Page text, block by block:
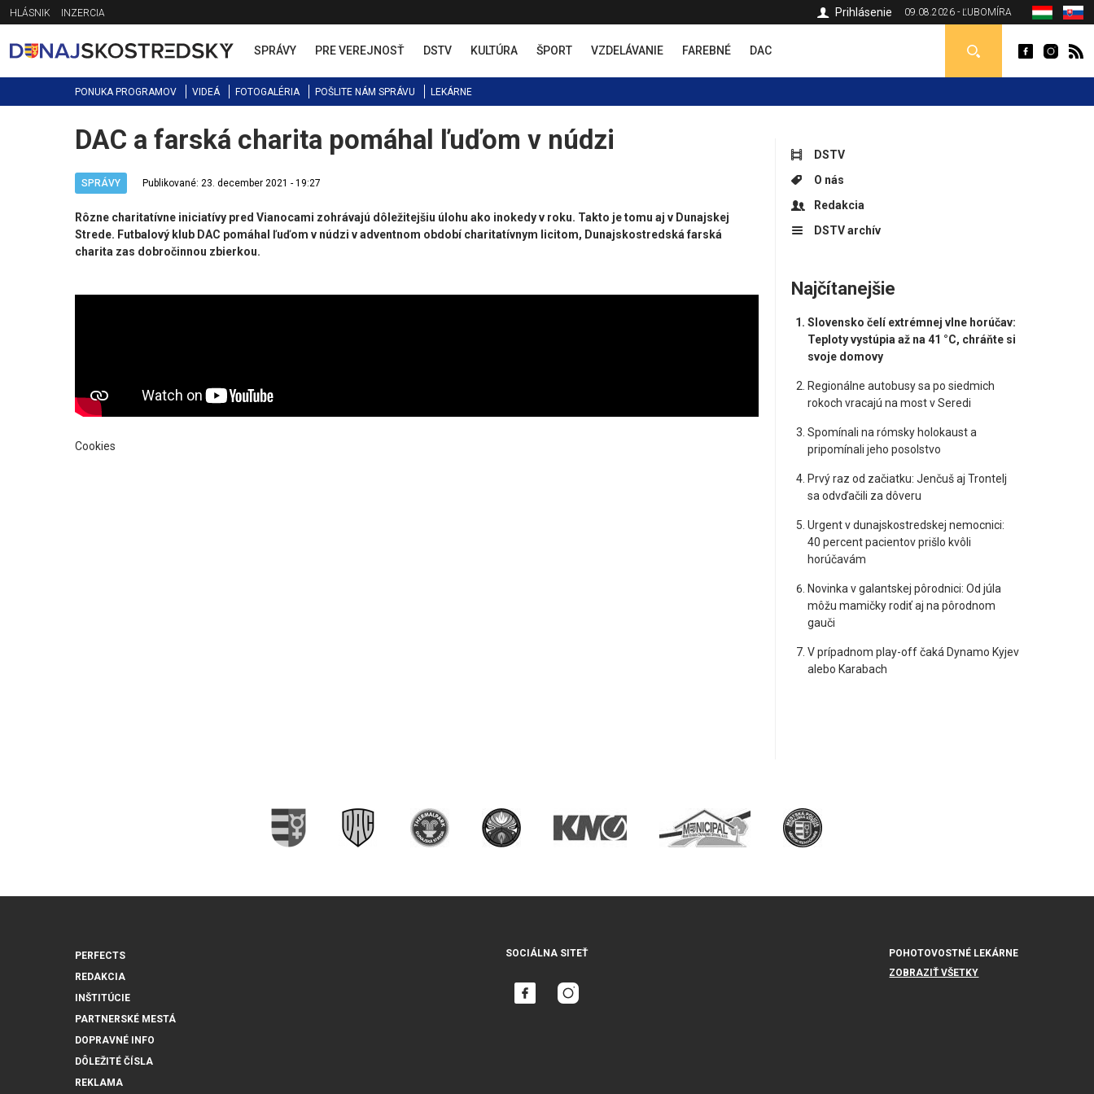
Jump
to
navigation
HLÁSNIK INZERCIA 09.08.2026 - ĽUBOMÍRA
Prihlásenie
SPRÁVY PRE VEREJNOSŤ DSTV KULTÚRA ŠPORT VZDELÁVANIE FAREBNÉ DAC
PONUKA PROGRAMOV VIDEÁ FOTOGALÉRIA POŠLITE NÁM SPRÁVU LEKÁRNE
Back
to
DAC a farská charita pomáhal ľuďom v núdzi
SPRÁVY Publikované: 23. december 2021 - 19:27
Rôzne charitatívne iniciatívy pred Vianocami zohrávajú dôležitejšiu úlohu ako inokedy v roku. Takto je tomu aj v Dunajskej
Strede. Futbalový klub DAC pomáhal ľuďom v núdzi v adventnom období charitatívnym licitom, Dunajskostredská farská
charita zas dobročinnou zbierkou.
Cookies
DSTV
O nás
Redakcia
DSTV archív
Najčítanejšie
Slovensko čelí extrémnej vlne horúčav:
Teploty vystúpia až na 41 °C, chráňte si
svoje domovy
Regionálne autobusy sa po siedmich
rokoch vracajú na most v Seredi
Spomínali na rómsky holokaust a
pripomínali jeho posolstvo
Prvý raz od začiatku: Jenčuš aj Trontelj
sa odvďačili za dôveru
Urgent v dunajskostredskej nemocnici:
40 percent pacientov prišlo kvôli
horúčavám
Novinka v galantskej pôrodnici: Od júla
môžu mamičky rodiť aj na pôrodnom
gauči
V prípadnom play-off čaká Dynamo Kyjev
alebo Karabach
PERFECTS
REDAKCIA
INŠTITÚCIE
PARTNERSKÉ MESTÁ
DOPRAVNÉ INFO
DÔLEŽITÉ ČÍSLA
REKLAMA
SOCIÁLNA SITEŤ
POHOTOVOSTNÉ LEKÁRNE
ZOBRAZIŤ VŠETKY